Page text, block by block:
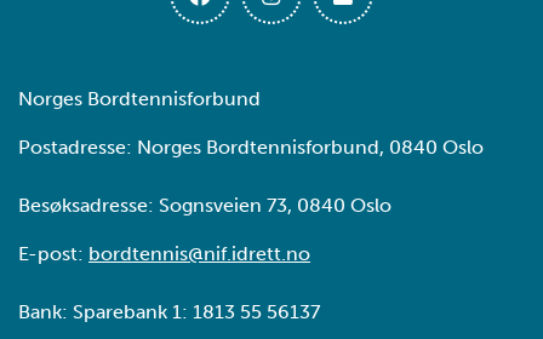
Norges Bordtennisforbund
Postadresse: Norges Bordtennisforbund, 0840 Oslo
Besøksadresse: Sognsveien 73, 0840 Oslo
E-post: bordtennis@nif.idrett.no
Bank: Sparebank 1: 1813 55 56137